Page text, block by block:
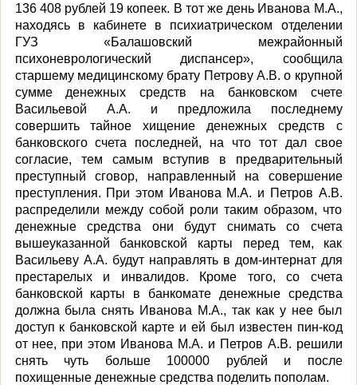
136 408 рублей 19 копеек. В тот же день Иванова М.А.,
находясь в кабинете в психиатрическом отделении
ГУЗ «Балашовский межрайонный
психоневрологический диспансер», сообщила
старшему медицинскому брату Петрову А.В. о крупной
сумме денежных средств на банковском счете
Васильевой А.А. и предложила последнему
совершить тайное хищение денежных средств с
банковского счета последней, на что тот дал свое
согласие, тем самым вступив в предварительный
преступный сговор, направленный на совершение
преступления. При этом Иванова М.А. и Петров А.В.
распределили между собой роли таким образом, что
денежные средства они будут снимать со счета
вышеуказанной банковской карты перед тем, как
Васильеву А.А. будут направлять в дом-интернат для
престарелых и инвалидов. Кроме того, со счета
банковской карты в банкомате денежные средства
должна была снять Иванова М.А., так как у нее был
доступ к банковской карте и ей был известен пин-код
от нее, при этом Иванова М.А. и Петров А.В. решили
снять чуть больше 100000 рублей и после
похищенные денежные средства поделить пополам.